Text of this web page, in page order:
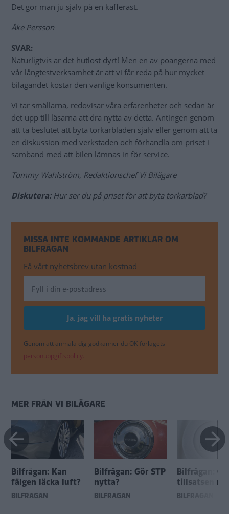
Det gör man ju själv på en kafferast.
Åke Persson
SVAR:
Naturligtvis är det hutlöst dyrt! Men en av poängerna med
vår långtestverksamhet är att vi får reda på hur mycket
bilägandet kostar den vanlige konsumenten.
Vi tar smällarna, redovisar våra erfarenheter och sedan är
det upp till läsarna att dra nytta av detta. Antingen genom
att ta beslutet att byta torkarbladen själv eller genom att ta
en diskussion med verkstaden och förhandla om priset i
samband med att bilen lämnas in för service.
Tommy Wahlström, Redaktionschef Vi Bilägare
Diskutera: Hur ser du på priset för att byta torkarblad?
MISSA INTE KOMMANDE ARTIKLAR OM
BILFRÅGAN
Få vårt nyhetsbrev utan kostnad
Genom att anmäla dig godkänner du OK-förlagets
personuppgiftspolicy.
MER FRÅN VI BILÄGARE
Bilfrågan: Kan
fälgen läcka luft?
BILFRÅGAN
Bilfrågan: Gör STP
nytta?
BILFRÅGAN
Bilfrågan:
tillsatsen
BILFRÅGAN